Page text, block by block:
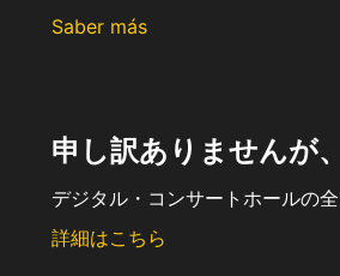
Saber más
申し訳ありませんが
デジタル・コンサートホールの
詳細はこちら